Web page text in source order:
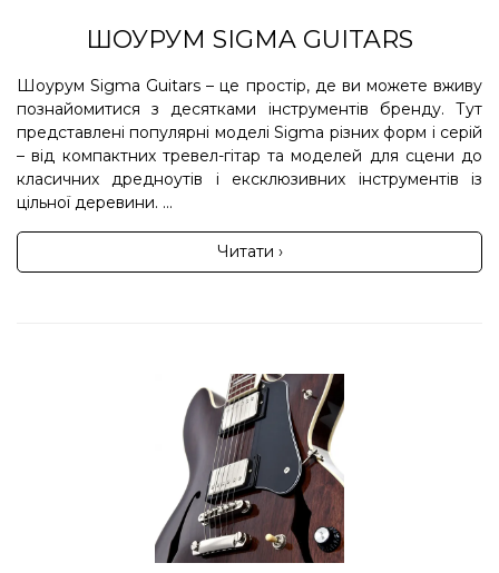
ШОУРУМ SIGMA GUITARS
Шоурум Sigma Guitars – це простір, де ви можете вживу
познайомитися з десятками інструментів бренду. Тут
представлені популярні моделі Sigma різних форм і серій
– від компактних тревел-гітар та моделей для сцени до
класичних дредноутів і ексклюзивних інструментів із
цільної деревини. ...
Читати ›